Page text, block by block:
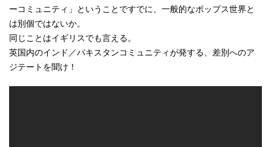
ーコミュニティ」ということですでに、一般的なポップス世界と
は別個ではないか。
同じことはイギリスでも言える。
英国内のインド／パキスタンコミュニティが発する、差別へのア
ジテートを聞け！